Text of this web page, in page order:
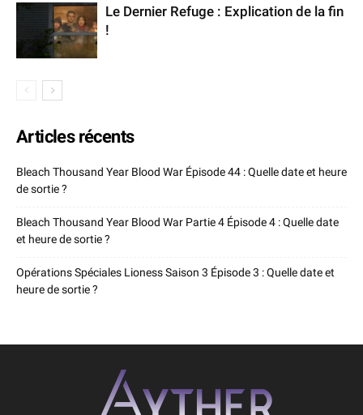
Le Dernier Refuge : Explication de la fin
!
Articles récents
Bleach Thousand Year Blood War Épisode 44 : Quelle date et heure
de sortie ?
Bleach Thousand Year Blood War Partie 4 Épisode 4 : Quelle date
et heure de sortie ?
Opérations Spéciales Lioness Saison 3 Épisode 3 : Quelle date et
heure de sortie ?